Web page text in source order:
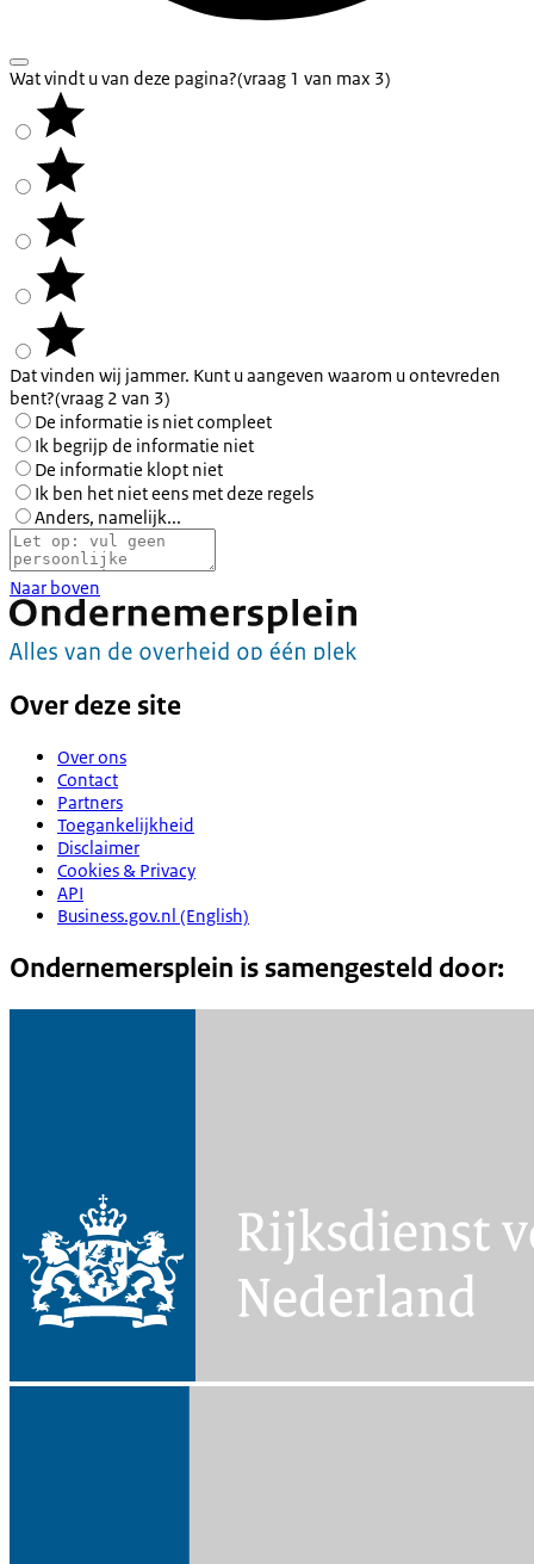
Wat vindt u van deze pagina?(vraag 1 van max 3)
Dat vinden wij jammer. Kunt u aangeven waarom u ontevreden
bent?(vraag 2 van 3)
De informatie is niet compleet
Ik begrijp de informatie niet
De informatie klopt niet
Ik ben het niet eens met deze regels
Anders, namelijk...
Naar boven
Over deze site
Over ons
Contact
Partners
Toegankelijkheid
Disclaimer
Cookies & Privacy
API
Business.gov.nl (English)
Ondernemersplein is samengesteld door: